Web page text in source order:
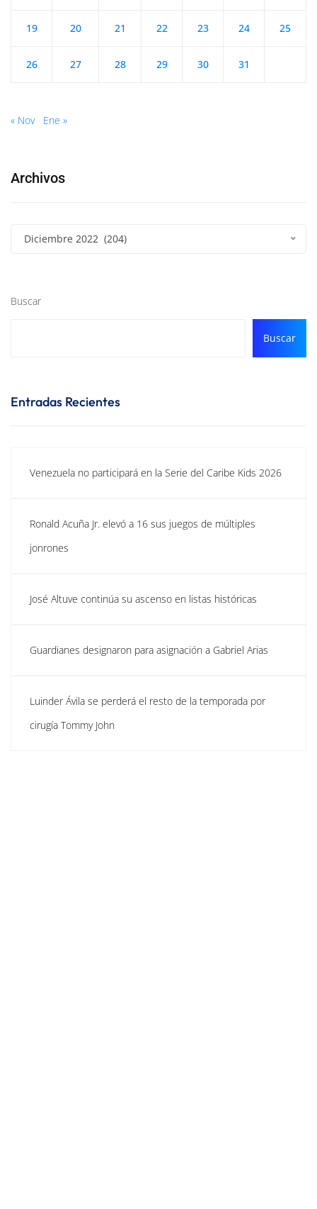
19 20 21 22 23 24 25
26 27 28 29 30 31
« Nov Ene »
Archivos
Diciembre 2022 (204)
Buscar
Buscar
Entradas Recientes
Venezuela no participará en la Serie del Caribe Kids 2026
Ronald Acuña Jr. elevó a 16 sus juegos de múltiples
jonrones
José Altuve continúa su ascenso en listas históricas
Guardianes designaron para asignación a Gabriel Arias
Luinder Ávila se perderá el resto de la temporada por
cirugía Tommy John